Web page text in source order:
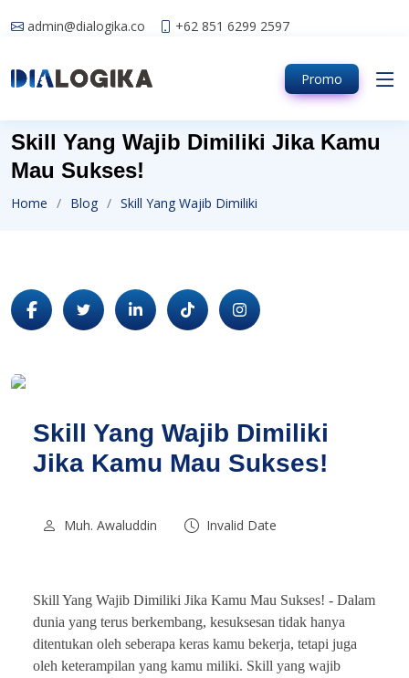
admin@dialogika.co +62 851 6299 2597
Promo
Skill Yang Wajib Dimiliki Jika Kamu
Mau Sukses!
Home Blog Skill Yang Wajib Dimiliki
Skill Yang Wajib Dimiliki
Jika Kamu Mau Sukses!
Muh. Awaluddin Invalid Date
Skill Yang Wajib Dimiliki Jika Kamu Mau Sukses! - Dalam
dunia yang terus berkembang, kesuksesan tidak hanya
ditentukan oleh seberapa keras kamu bekerja, tetapi juga
oleh keterampilan yang kamu miliki. Skill yang wajib